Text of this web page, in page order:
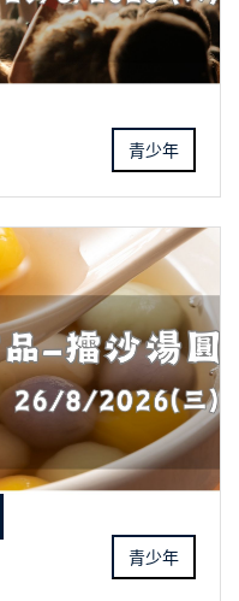
青少年
青少年